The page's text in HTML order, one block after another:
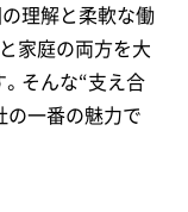
理解と柔軟な働
家庭の両方を大
そんな“支え合
の一番の魅力で